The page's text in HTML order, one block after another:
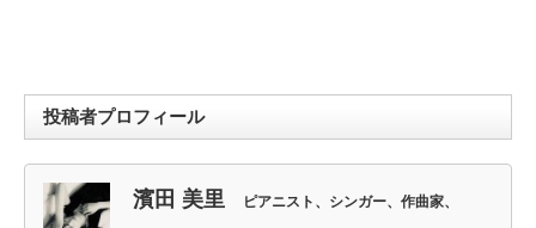
投稿者プロフィール
濱田 美里 ピアニスト、シンガー、作曲家、